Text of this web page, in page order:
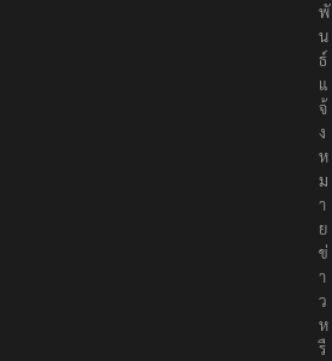
พั
น
ธ์
แ
จ้
ง
ห
ม
า
ย
ข่
า
ว
ห
รื